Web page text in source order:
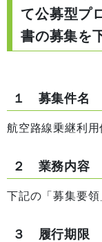
て公募型プ
書の募集を
１ 募集件名
航空路線乗継利
２ 業務内容
下記の「募集要領
３ 履行期限